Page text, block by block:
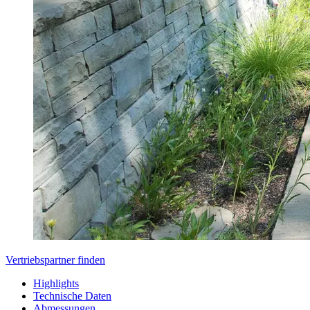
Vertriebspartner finden
Highlights
Technische Daten